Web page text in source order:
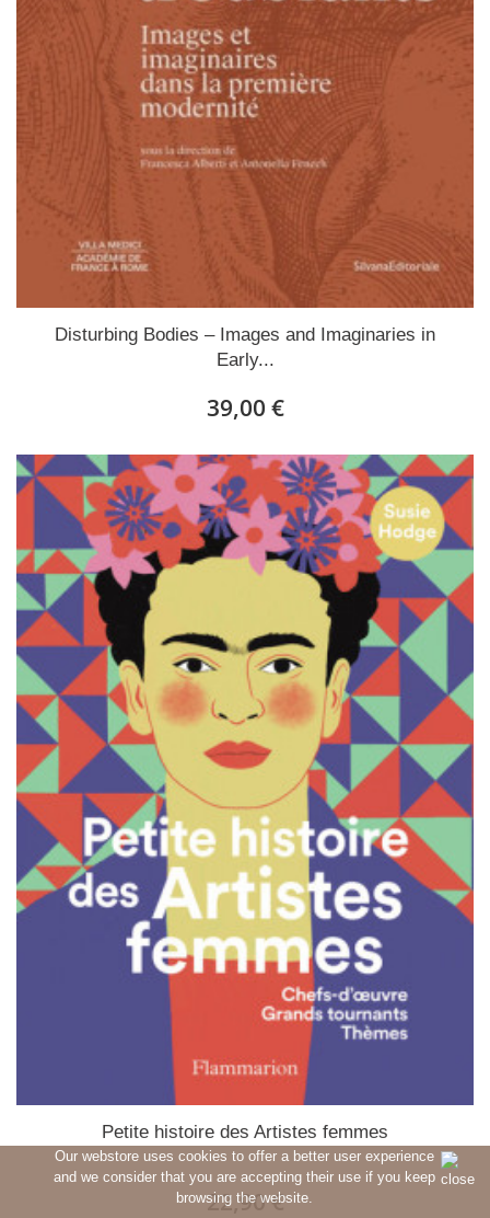
Our webstore uses cookies to offer a better user experience
and we consider that you are accepting their use if you keep
browsing the website.
Disturbing Bodies – Images and Imaginaries in
Early...
39,00 €
Petite histoire des Artistes femmes
22,90 €